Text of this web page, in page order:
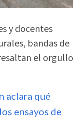
y docentes
bandas de
el orgullo
aclara qué
ensayos de